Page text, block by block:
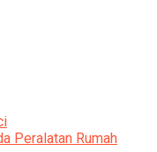
Peralatan Rumah